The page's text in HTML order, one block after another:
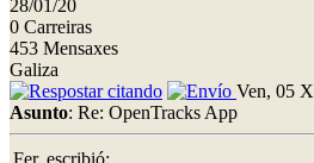
28/01/20
0 Carreiras
453 Mensaxes
Galiza
Ven, 05
Asunto: Re: OpenTracks App
Fer. escribió: